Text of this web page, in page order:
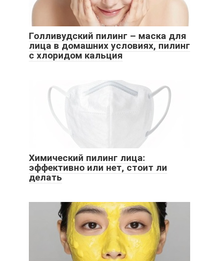
Голливудский пилинг – маска для
лица в домашних условиях, пилинг
с хлоридом кальция
Химический пилинг лица:
эффективно или нет, стоит ли
делать